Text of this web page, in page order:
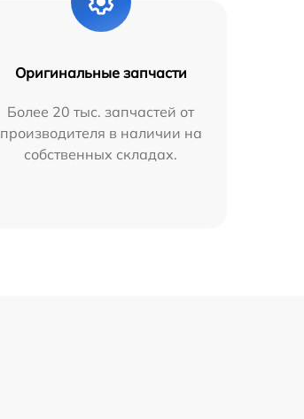
Оригинальные запчасти
Более 20 тыс. запчастей от
производителя в наличии на
собственных складах.